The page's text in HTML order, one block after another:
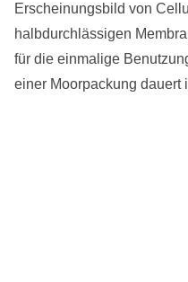
Erscheinungsbild von
halbdurchlässigen
für die einmalige
einer Moorpackung dauert